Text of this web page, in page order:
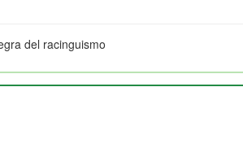
del racinguismo